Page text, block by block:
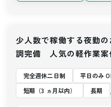
少人数で稼働する夜勤
調完備 人気の軽作業案
完全週休二日制 平日のみ
短期（3 ヵ月以内）
長期